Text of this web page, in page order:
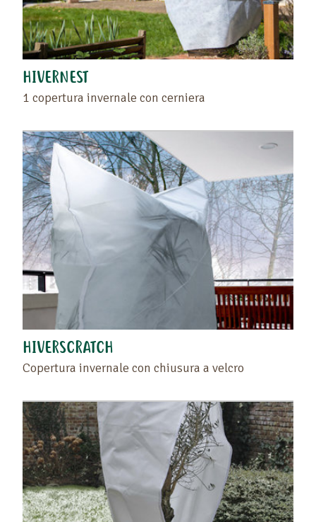
HIVERNEST
1 copertura invernale con cerniera
HIVERSCRATCH
Copertura invernale con chiusura a velcro